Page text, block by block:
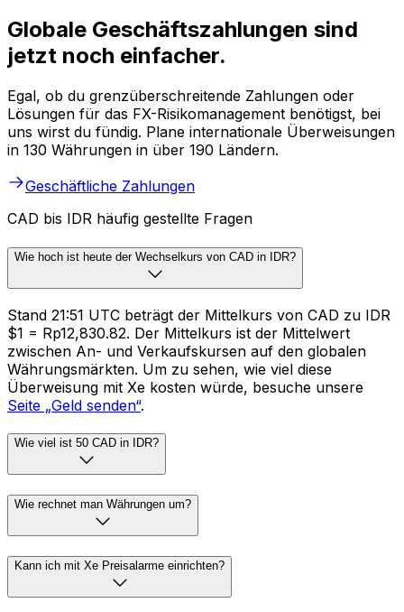
Globale Geschäftszahlungen sind
jetzt noch einfacher.
Egal, ob du grenzüberschreitende Zahlungen oder
Lösungen für das FX-Risikomanagement benötigst, bei
uns wirst du fündig. Plane internationale Überweisungen
in 130 Währungen in über 190 Ländern.
Geschäftliche Zahlungen
CAD bis IDR häufig gestellte Fragen
Wie hoch ist heute der Wechselkurs von CAD in IDR?
Stand 21:51 UTC beträgt der Mittelkurs von CAD zu IDR
$1 = Rp12,830.82. Der Mittelkurs ist der Mittelwert
zwischen An- und Verkaufskursen auf den globalen
Währungsmärkten. Um zu sehen, wie viel diese
Überweisung mit Xe kosten würde, besuche unsere
Seite „Geld senden“.
Wie viel ist 50 CAD in IDR?
Wie rechnet man Währungen um?
Kann ich mit Xe Preisalarme einrichten?